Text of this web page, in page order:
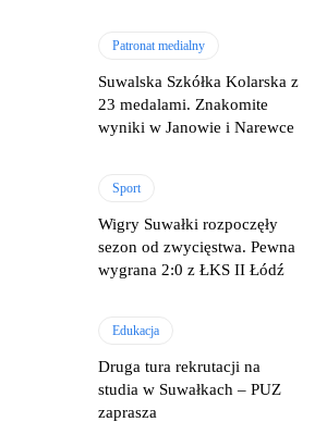
Patronat medialny
Suwalska Szkółka Kolarska z
23 medalami. Znakomite
wyniki w Janowie i Narewce
Sport
Wigry Suwałki rozpoczęły
sezon od zwycięstwa. Pewna
wygrana 2:0 z ŁKS II Łódź
Edukacja
Druga tura rekrutacji na
studia w Suwałkach – PUZ
zaprasza